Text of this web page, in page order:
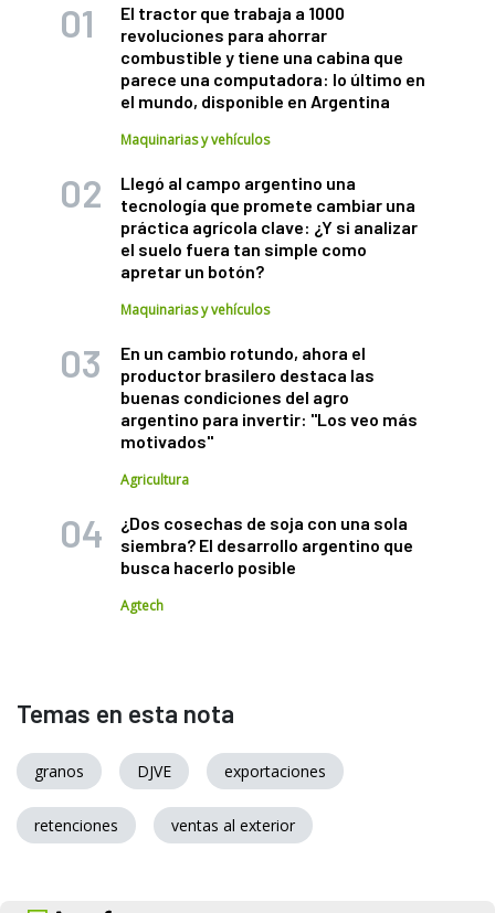
El tractor que trabaja a 1000
revoluciones para ahorrar
combustible y tiene una cabina que
parece una computadora: lo último en
el mundo, disponible en Argentina
Maquinarias y vehículos
Llegó al campo argentino una
tecnología que promete cambiar una
práctica agrícola clave: ¿Y si analizar
el suelo fuera tan simple como
apretar un botón?
Maquinarias y vehículos
En un cambio rotundo, ahora el
productor brasilero destaca las
buenas condiciones del agro
argentino para invertir: "Los veo más
motivados"
Agricultura
¿Dos cosechas de soja con una sola
siembra? El desarrollo argentino que
busca hacerlo posible
Agtech
Temas en esta nota
granos DJVE exportaciones
retenciones ventas al exterior